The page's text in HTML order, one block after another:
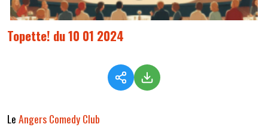
Topette! du 10 01 2024
LeAngers Comedy Club